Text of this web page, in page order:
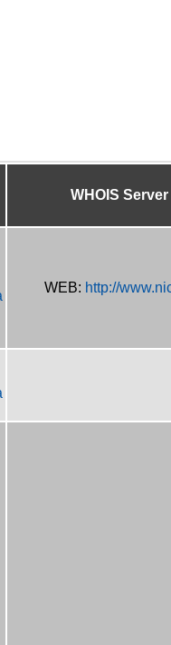
WHOIS Server
WEB: http://